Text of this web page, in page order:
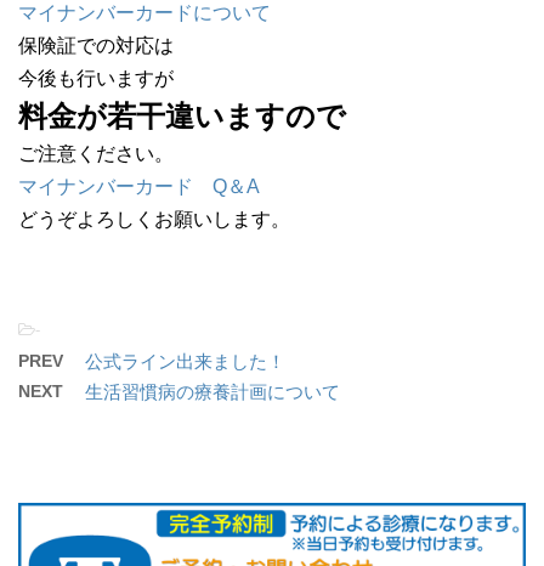
マイナンバーカードについて
保険証での対応は
今後も行いますが
料金が若干違いますので
ご注意ください。
マイナンバーカード Q＆A
どうぞよろしくお願いします。
-
PREV 公式ライン出来ました！
NEXT 生活習慣病の療養計画について